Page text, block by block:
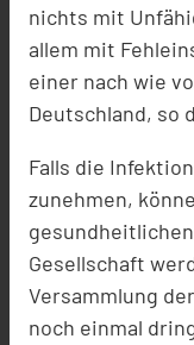
nichts mit
allem mit
einer nach wie
Deutschland, so
Falls die
zunehmen,
Gesellschaft
Versammlung
noch einmal